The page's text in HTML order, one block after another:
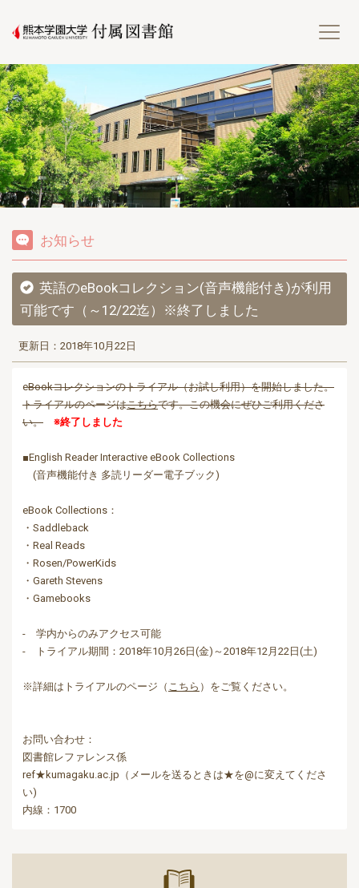
熊
お知らせ
英語のeBookコレクション(音声機能付き)が利用
可能です（～12/22迄）※終了しました
更新日：2018年10月22日
eBookコレクションのトライアル（お試し利用）を開始しました。
トライアルのページはこちらです。この機会にぜひご利用くださ
い。
※終了しました
■English Reader Interactive eBook Collections
(音声機能付き 多読リーダー電子ブック)
eBook Collections：
・Saddleback
・Real Reads
・Rosen/PowerKids
・Gareth Stevens
・Gamebooks
- 学内からのみアクセス可能
- トライアル期間：2018年10月26日(金)～2018年12月22日(土)
※詳細はトライアルのページ（ こちら ）をご覧ください。
お問い合わせ：
図書館レファレンス係
ref★kumagaku.ac.jp（メールを送るときは★を@に変えてくださ
い)
内線：1700